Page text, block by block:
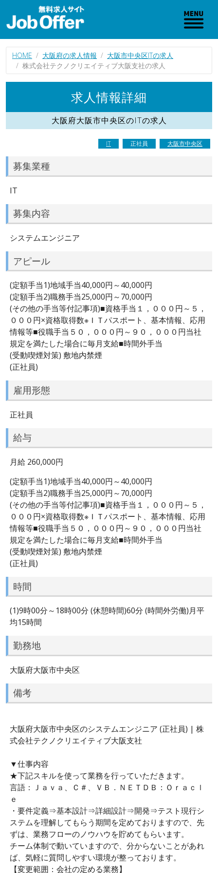
HOME 大阪府の求人情報
大阪市中央区ITの求人
株式会社テクノクリエイティブ大阪支社の求人
求人情報詳細
大阪府大阪市中央区のITの求人
IT 正社員 大阪市中央区
募集業種
IT
募集内容
システムエンジニア
アピール
(定額手当1)地域手当40,000円～40,000円
(定額手当2)職務手当25,000円～70,000円
(その他の手当等付記事項)■資格手当１，０００円～５，
０００円×資格取得数※ＩＴパスポート、基本情報、応用
情報等■役職手当５０，０００円～９０，０００円当社
規定を満たした場合に毎月支給■時間外手当
(受動喫煙対策) 敷地内禁煙
(正社員)
雇用形態
正社員
給与
月給 260,000円
(定額手当1)地域手当40,000円～40,000円
(定額手当2)職務手当25,000円～70,000円
(その他の手当等付記事項)■資格手当１，０００円～５，
０００円×資格取得数※ＩＴパスポート、基本情報、応用
情報等■役職手当５０，０００円～９０，０００円当社
規定を満たした場合に毎月支給■時間外手当
(受動喫煙対策) 敷地内禁煙
(正社員)
時間
(1)9時00分～18時00分 (休憩時間)60分 (時間外労働)月平
均15時間
勤務地
大阪府大阪市中央区
備考
大阪府大阪市中央区のシステムエンジニア (正社員) | 株
式会社テクノクリエイティブ大阪支社
▼仕事内容
★下記スキルを使って業務を行っていただきます。
言語：Ｊａｖａ、Ｃ＃、ＶＢ．ＮＥＴＤＢ：Ｏｒａｃｌ
ｅ
・要件定義⇒基本設計⇒詳細設計⇒開発⇒テスト現行シ
ステムを理解してもらう期間を定めておりますので、先
ずは、業務フローのノウハウを貯めてもらいます。
チーム体制で動いていますので、分からないことがあれ
ば、気軽に質問しやすい環境が整っております。
【変更範囲：会社の定める業務】